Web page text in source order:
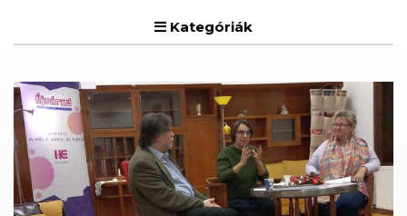
Kategóriák